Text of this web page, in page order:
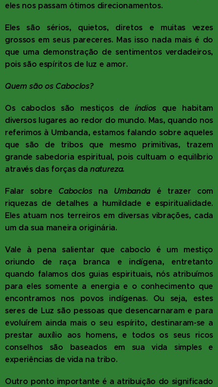
eles nos passam ótimos direcionamentos.
Eles são sérios, quietos, diretos e muitas vezes
grossos em seus pareceres. Mas isso nada mais é do
que uma demonstração de sentimentos verdadeiros,
pois são espíritos de luz e amor.
Quem são os Caboclos?
Os caboclos são mestiços de índiosque habitam
diversos lugares ao redor do mundo. Mas, quando nos
referimos à Umbanda, estamos falando sobre aqueles
que são de tribos que mesmo primitivas, trazem
grande sabedoria espiritual, pois cultuam o equilíbrio
através das forças da natureza.
Falar sobre Caboclosna Umbanda é trazer com
riquezas de detalhes a humildade e espiritualidade.
Eles atuam nos terreiros em diversas vibrações, cada
um da sua maneira originária.
Vale à pena salientar que caboclo é um mestiço
oriundo de raça branca e indígena, entretanto
quando falamos dos guias espirituais, nós atribuímos
para eles somente a energia e o conhecimento que
encontramos nos povos indígenas. Ou seja, estes
seres de Luz são pessoas que desencarnaram e para
evoluírem ainda mais o seu espírito, destinaram-se a
prestar auxílio aos homens, e todos os seus ricos
conselhos são baseados em sua vida simples e
experiências de vida na tribo.
Outro ponto importante é a atribuição do significado